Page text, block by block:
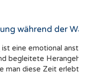
während der
ist eine emotional
begleitete
man diese Zeit erlebt.